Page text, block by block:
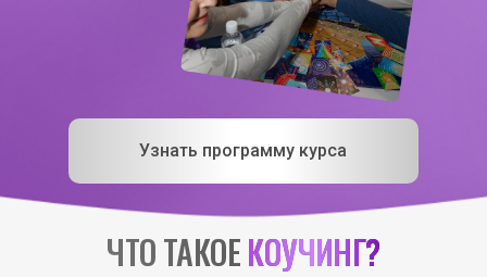
Узнать программу курса
ЧТО ТАКОЕКОУЧИНГ?